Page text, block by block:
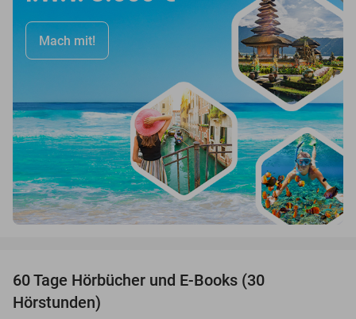
Mach mit!
60 Tage Hörbücher und E-Books (30
Hörstunden)